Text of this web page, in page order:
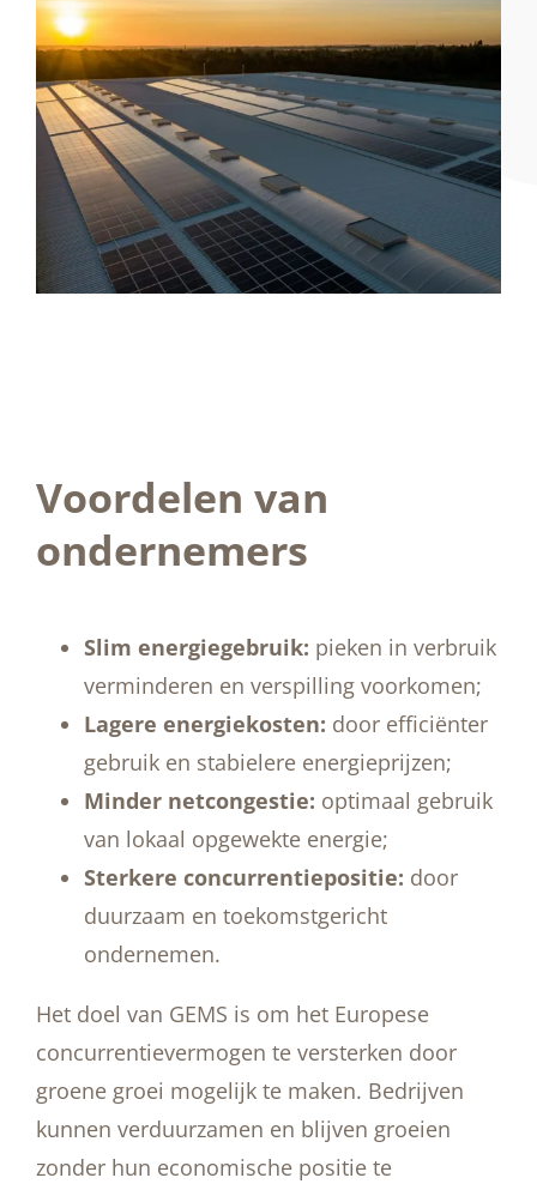
Voordelen van
ondernemers
Slim energiegebruik: pieken in verbruik
verminderen en verspilling voorkomen;
Lagere energiekosten: door efficiënter
gebruik en stabielere energieprijzen;
Minder netcongestie: optimaal gebruik
van lokaal opgewekte energie;
Sterkere concurrentiepositie: door
duurzaam en toekomstgericht
ondernemen.
Het doel van GEMS is om het Europese
concurrentievermogen te versterken door
groene groei mogelijk te maken. Bedrijven
kunnen verduurzamen en blijven groeien
zonder hun economische positie te